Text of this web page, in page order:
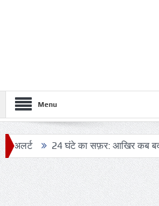
Menu
घंटे का सफ़र: आखिर कब बदलेगी